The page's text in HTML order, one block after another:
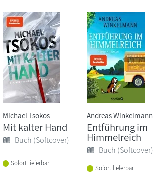
Michael Tsokos
Mit kalter Hand
Buch (Softcover)
Sofort lieferbar
Andreas Winkelmann
Entführung im
Himmelreich
Buch (Softcover)
Sofort lieferbar